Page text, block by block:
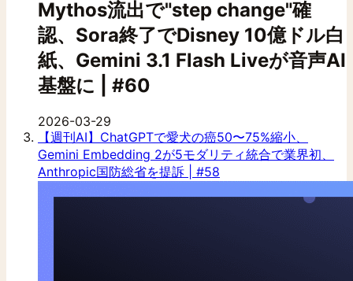
Mythos流出で"step change"確
認、Sora終了でDisney 10億ドル白
紙、Gemini 3.1 Flash Liveが音声AI
基盤に | #60
2026-03-29
【週刊AI】ChatGPTで愛犬の癌50〜75%縮小、
Gemini Embedding 2が5モダリティ統合で業界初、
Anthropic国防総省を提訴 | #58